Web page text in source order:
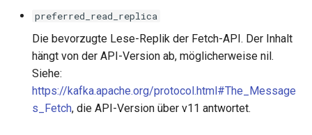
preferred_read_replica
Die bevorzugte Lese-Replik der Fetch-API. Der Inhalt
hängt von der API-Version ab, möglicherweise nil.
Siehe:
https://kafka.apache.org/protocol.html#The_Message
s_Fetch, die API-Version über v11 antwortet.